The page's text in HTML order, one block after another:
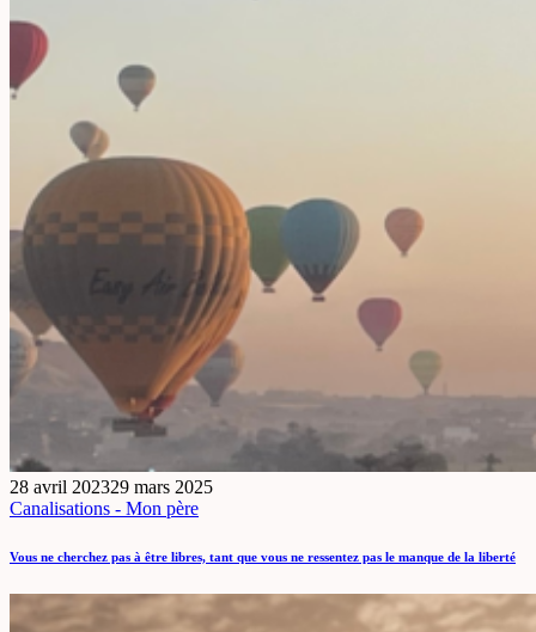
28 avril 202329 mars 2025
Canalisations - Mon père
Vous ne cherchez pas à être libres, tant que vous ne ressentez pas le manque de la liberté